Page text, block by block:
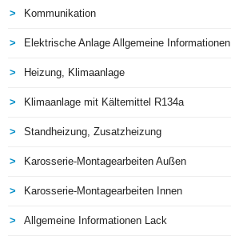
Kommunikation
Elektrische Anlage Allgemeine Informationen
Heizung, Klimaanlage
Klimaanlage mit Kältemittel R134a
Standheizung, Zusatzheizung
Karosserie-Montagearbeiten Außen
Karosserie-Montagearbeiten Innen
Allgemeine Informationen Lack